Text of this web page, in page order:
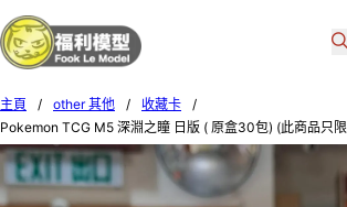
主頁 / other 其他 / 收藏卡
/
Pokemon TCG M5 深淵之瞳 日版 ( 原盒30包) (此商品只
M5